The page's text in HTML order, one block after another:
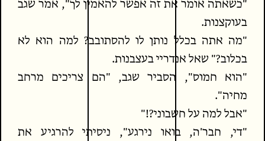
"כשאתה אומר את זה אפשר להאמין לך", אמר שגב
בעוקצנות.
"מה אתה בכלל נותן לו להסתובב? למה הוא לא
בכלוב?" שאל אנדריי בעצבנות.
"הוא חמוס", הסביר שגב, "הם צריכים מרחב
מחיה".
"אבל למה על חשבוני?!"
"די, חבר'ה, בואו נירגע", ניסיתי להרגיע את